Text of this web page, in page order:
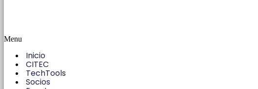
Menu
Inicio
CITEC
TechTools
Socios